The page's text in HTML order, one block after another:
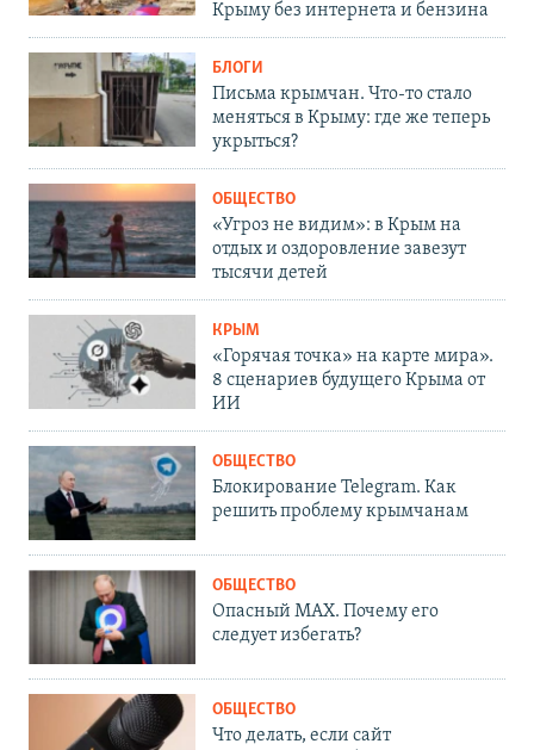
Крыму без интернета и бензина
БЛОГИ
Письма крымчан. Что-то стало
меняться в Крыму: где же теперь
укрыться?
ОБЩЕСТВО
«Угроз не видим»: в Крым на
отдых и оздоровление завезут
тысячи детей
КРЫМ
«Горячая точка» на карте мира».
8 сценариев будущего Крыма от
ИИ
ОБЩЕСТВО
Блокирование Telegram. Как
решить проблему крымчанам
ОБЩЕСТВО
Опасный MAX. Почему его
следует избегать?
ОБЩЕСТВО
Что делать, если сайт